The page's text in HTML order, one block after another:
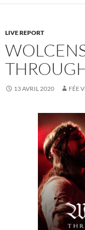
LIVE REPORT
13 AVRIL 2020 FÉE